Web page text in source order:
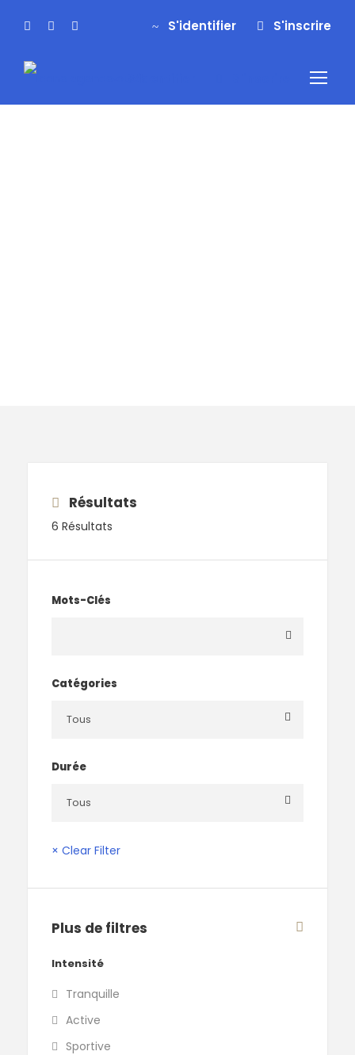
S'identifier S'inscrire
Résultats
6 Résultats
Mots-Clés
Catégories
Durée
× Clear Filter
Plus de filtres
Intensité
Tranquille
Active
Sportive